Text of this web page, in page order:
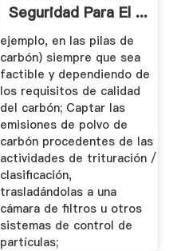
Seguridad Para El ...
ejemplo, en las pilas de
carbón) siempre que sea
factible y dependiendo de
los requisitos de calidad
del carbón; Captar las
emisiones de polvo de
carbón procedentes de las
actividades de trituración /
clasificación,
trasladándolas a una
cámara de filtros u otros
sistemas de control de
partículas;